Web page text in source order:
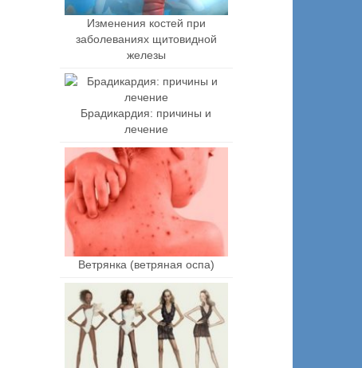
Изменения костей при
заболеваниях щитовидной
железы
Брадикардия: причины и
лечение
Ветрянка (ветряная оспа)